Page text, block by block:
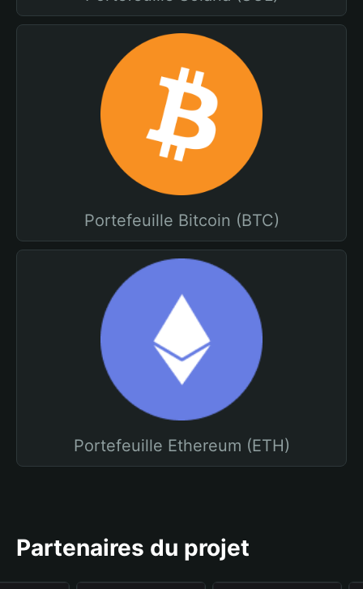
Portefeuille Bitcoin (BTC)
Portefeuille Ethereum (ETH)
Partenaires du projet